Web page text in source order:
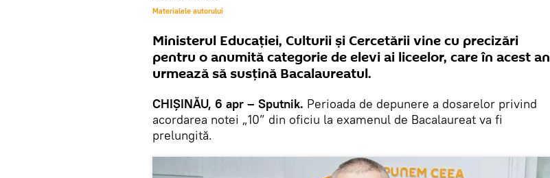
Materialele autorului
Ministerul Educației, Culturii și Cercetării vine cu precizări
pentru o anumită categorie de elevi ai liceelor, care în acest an
urmează să susțină Bacalaureatul.
CHIȘINĂU, 6 apr – Sputnik. Perioada de depunere a dosarelor privind
acordarea notei „10” din oficiu la examenul de Bacalaureat va fi
prelungită.